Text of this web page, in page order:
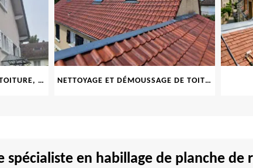
PEINTURE FAÇADE, MURET, TOITURE, BOISERIE, FERRONERIE, GOUTTIÈRE 69 NETTOYAGE ET DÉMOUSSAGE DE TOITURE ET FAÇADE 69
spécialiste en habillage de planche de